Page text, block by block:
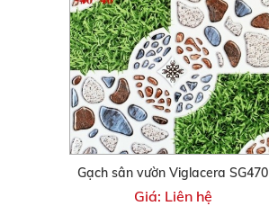
Gạch sân vườn Viglacera SG470
Giá: Liên hệ